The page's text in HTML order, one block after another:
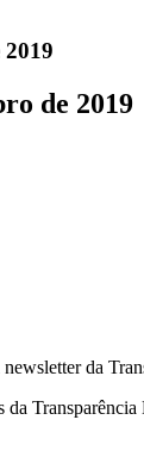
2019
de 2019
da